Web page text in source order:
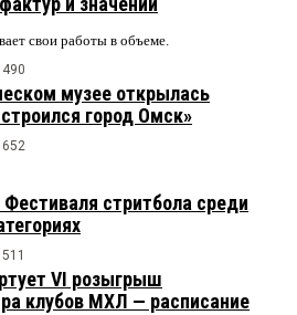
свои работы в объеме.
490
музее открылась
город Омск»
652
стритбола среди
511
VI розыгрыш
клубов МХЛ — расписание